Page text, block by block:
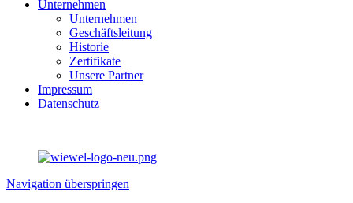
Unternehmen
Unternehmen
Geschäftsleitung
Historie
Zertifikate
Unsere Partner
Impressum
Datenschutz
Navigation überspringen